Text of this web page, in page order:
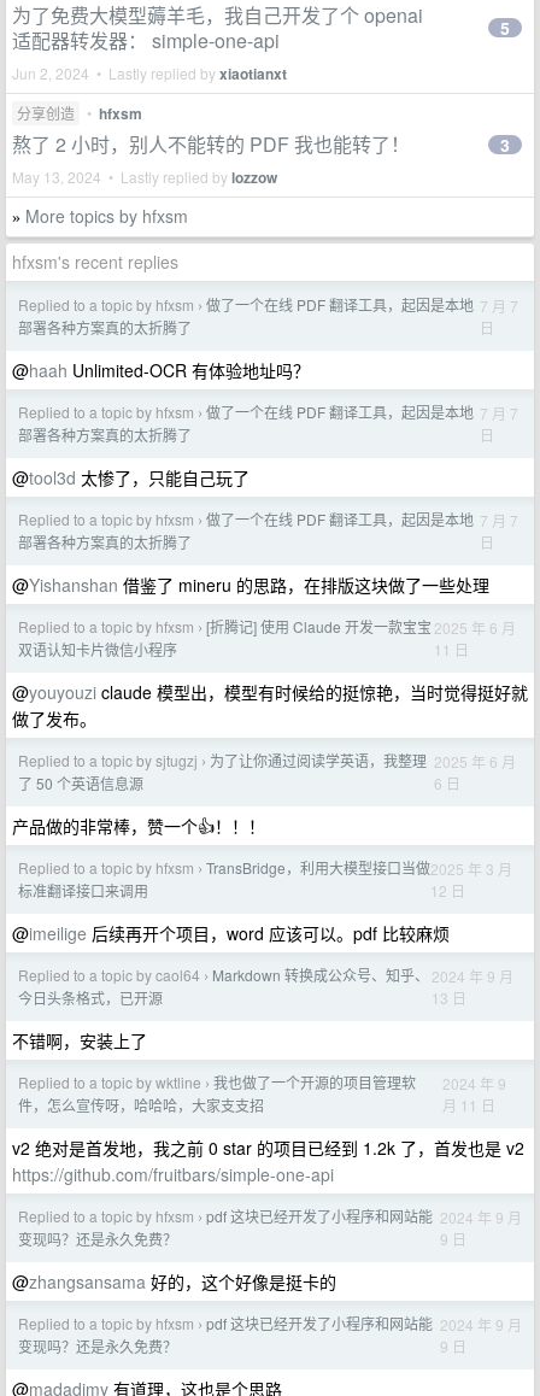
为了免费大模型薅羊毛，我自己开发了个 openai
适配器转发器： simple-one-api
Jun 2, 2024 • Lastly replied byxiaotianxt
5
分享创造 • hfxsm
熬了 2 小时，别人不能转的 PDF 我也能转了！
May 13, 2024 • Lastly replied bylozzow
3
» More topics by hfxsm
hfxsm's recent replies
Replied to a topic by hfxsm › 做了一个在线 PDF 翻译工具，起因是本地
部署各种方案真的太折腾了
7 月 7
日
@haah Unlimited-OCR 有体验地址吗？
Replied to a topic by hfxsm › 做了一个在线 PDF 翻译工具，起因是本地
部署各种方案真的太折腾了
7 月 7
日
@tool3d 太惨了，只能自己玩了
Replied to a topic by hfxsm › 做了一个在线 PDF 翻译工具，起因是本地
部署各种方案真的太折腾了
7 月 7
日
@Yishanshan 借鉴了 mineru 的思路，在排版这块做了一些处理
Replied to a topic by hfxsm › [折腾记] 使用 Claude 开发一款宝宝
双语认知卡片微信小程序
2025 年 6 月
11 日
@youyouzi claude 模型出，模型有时候给的挺惊艳，当时觉得挺好就
做了发布。
Replied to a topic by sjtugzj › 为了让你通过阅读学英语，我整理
了 50 个英语信息源
2025 年 6 月
6 日
产品做的非常棒，赞一个👍！！！
Replied to a topic by hfxsm › TransBridge，利用大模型接口当做
标准翻译接口来调用
2025 年 3 月
12 日
@imeilige 后续再开个项目，word 应该可以。pdf 比较麻烦
Replied to a topic by caol64 › Markdown 转换成公众号、知乎、
今日头条格式，已开源
2024 年 9 月
13 日
不错啊，安装上了
Replied to a topic by wktline › 我也做了一个开源的项目管理软
件，怎么宣传呀，哈哈哈，大家支支招
2024 年 9
月 11 日
v2 绝对是首发地，我之前 0 star 的项目已经到 1.2k 了，首发也是 v2
https://github.com/fruitbars/simple-one-api
Replied to a topic by hfxsm › pdf 这块已经开发了小程序和网站能
变现吗？还是永久免费？
2024 年 9 月
9 日
@zhangsansama 好的，这个好像是挺卡的
Replied to a topic by hfxsm › pdf 这块已经开发了小程序和网站能
变现吗？还是永久免费？
2024 年 9 月
9 日
@madadimy 有道理，这也是个思路